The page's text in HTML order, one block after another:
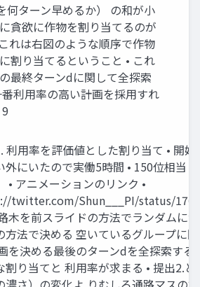
何ターン早めるか） の和が小
貪欲に作物を割り当てるのが
れは右図のような順序で作物
割り当てるということ • これ
最終ターンdに関して全探索
番利用率の高い計画を採用すれ
利用率を評価値とした割り当て • 開
外にいたので実働5時間 • 150位相当
• アニメーションのリンク •
twitter.com/Shun___PI/status/
木を前スライドの方法でランダムに
方法で決める 空いているグループに
を決める最後のターンdを全探索す
割り当てと 利用率が求まる • 提出2.